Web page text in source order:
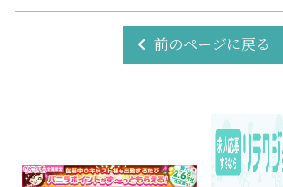
前のページに戻る